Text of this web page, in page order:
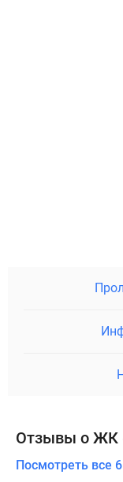
Отзывы о ЖК
Посмотреть все